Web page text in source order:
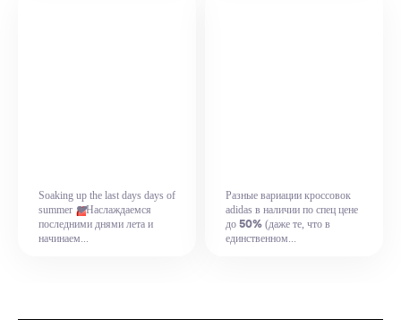
Soaking up the last days days of
summer 💔Наслаждаемся
последними днями лета и
начинаем...
Разные вариации кроссовок
adidas в наличии по спец цене
до 50% (даже те, что в
единственном...